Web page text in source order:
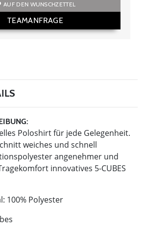
AUF DEN WUNSCHZETTEL
TEAMANFRAGE
Poloshirt für jede Gelegenheit.
weiches und schnell
angenehmer und
innovatives 5-CUBES
100% Polyester